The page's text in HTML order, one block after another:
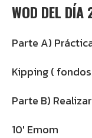
WOD DEL DÍA
Parte A)
Kipping (
Parte B)
10′ Emom